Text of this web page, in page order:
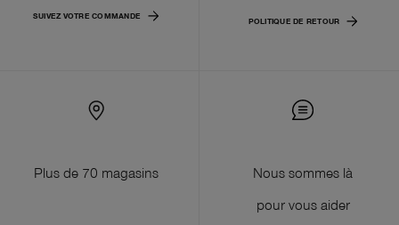
SUIVEZ VOTRE COMMANDE
POLITIQUE DE RETOUR
Plus de 70 magasins
Nous sommes là
pour vous aider